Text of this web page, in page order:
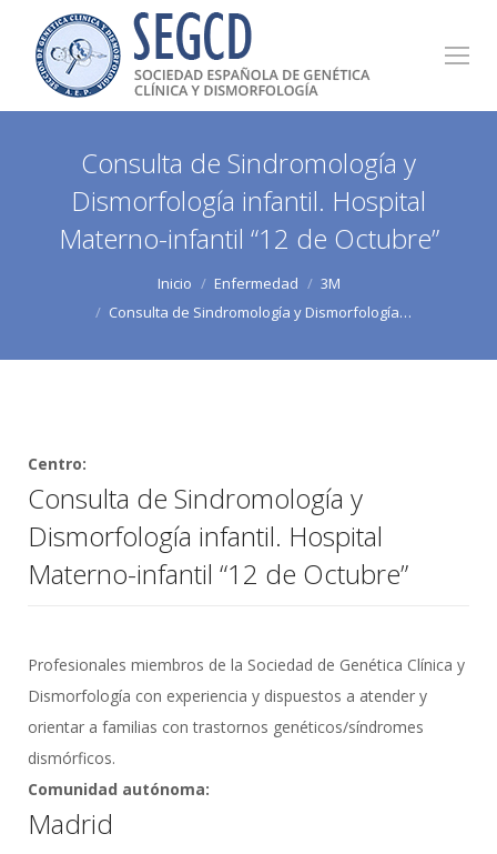
Consulta de Sindromología y
Dismorfología infantil. Hospital
Materno-infantil “12 de Octubre”
Inicio Enfermedad
3M
Consulta de Sindromología y Dismorfología…
Centro:
Consulta de Sindromología y
Dismorfología infantil. Hospital
Materno-infantil “12 de Octubre”
Profesionales miembros de la Sociedad de Genética Clínica y
Dismorfología con experiencia y dispuestos a atender y
orientar a familias con trastornos genéticos/síndromes
dismórficos.
Comunidad autónoma:
Madrid